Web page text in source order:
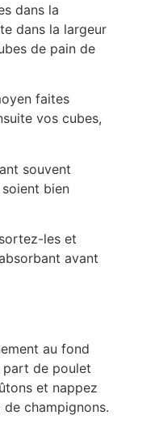
dans la
dans la largeur
de pain de
faites
vos cubes,
souvent
soient bien
les et
avant
au fond
part de poulet
et nappez
champignons.